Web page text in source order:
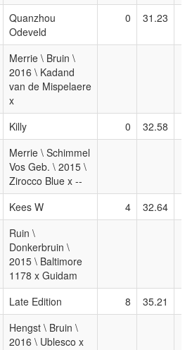
Quanzhou
Odeveld
0 31.23
Merrie \ Bruin \
2016 \ Kadand
van de Mispelaere
x
Killy 0
32.58
Merrie \ Schimmel
Vos Geb. \ 2015 \
Zirocco Blue x --
Kees W 4
32.64
Ruin \
Donkerbruin \
2015 \ Baltimore
1178 x Guidam
Late Edition 8
35.21
Hengst \ Bruin \
2016 \ Ublesco x